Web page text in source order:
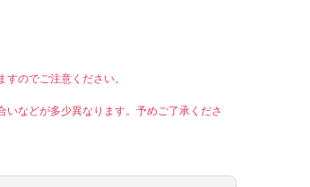
のでご注意ください。
などが多少異なります。予めご了承くださ